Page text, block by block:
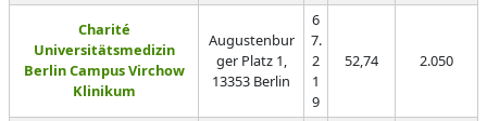
Charité
Universitätsmedizin
Berlin Campus Virchow
Klinikum
Augustenbur
ger Platz 1,
13353 Berlin
6
7.
2
1
9
52,74 2.050